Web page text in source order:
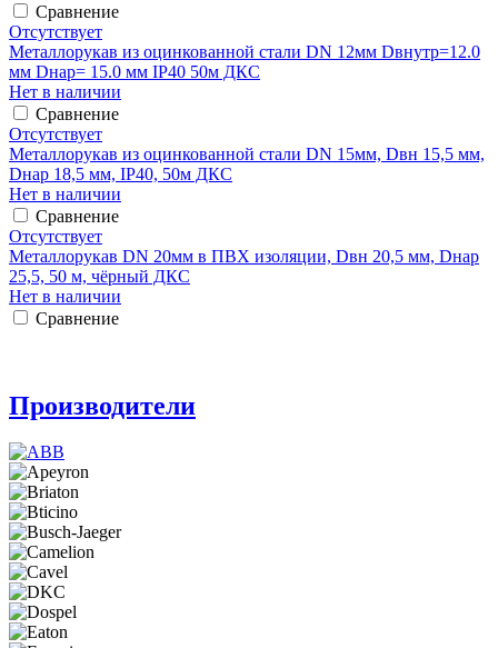
Сравнение
Отсутствует
Металлорукав из оцинкованной стали DN 12мм Dвнутр=12.0
мм Dнар= 15.0 мм IP40 50м ДКС
Нет в наличии
Сравнение
Отсутствует
Металлорукав из оцинкованной стали DN 15мм, Dвн 15,5 мм,
Dнар 18,5 мм, IP40, 50м ДКС
Нет в наличии
Сравнение
Отсутствует
Металлорукав DN 20мм в ПВХ изоляции, Dвн 20,5 мм, Dнар
25,5, 50 м, чёрный ДКС
Нет в наличии
Сравнение
Производители